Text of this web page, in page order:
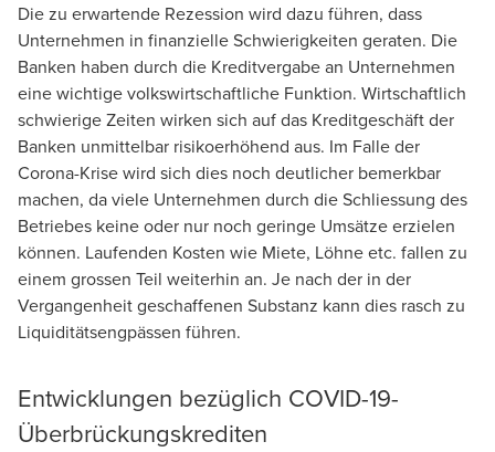
Die zu erwartende Rezession wird dazu führen, dass
Unternehmen in finanzielle Schwierigkeiten geraten. Die
Banken haben durch die Kreditvergabe an Unternehmen
eine wichtige volkswirtschaftliche Funktion. Wirtschaftlich
schwierige Zeiten wirken sich auf das Kreditgeschäft der
Banken unmittelbar risikoerhöhend aus. Im Falle der
Corona-Krise wird sich dies noch deutlicher bemerkbar
machen, da viele Unternehmen durch die Schliessung des
Betriebes keine oder nur noch geringe Umsätze erzielen
können. Laufenden Kosten wie Miete, Löhne etc. fallen zu
einem grossen Teil weiterhin an. Je nach der in der
Vergangenheit geschaffenen Substanz kann dies rasch zu
Liquiditätsengpässen führen.
Entwicklungen bezüglich COVID-19-
Überbrückungskrediten